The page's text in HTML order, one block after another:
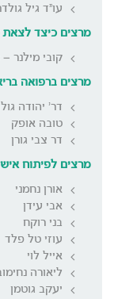
עו"ד גיל
מרצים כיצד לצאת
קובי מילנר
מרצים ברפואה
דר' יהודה
טובה אופק
דר צבי גורן
מרצים לפיתוח
אורן נחמני
אבי עידן
בני רוקח
עוזי טל פלד
אייל לוי
ליאורה
יעקב גוטמן